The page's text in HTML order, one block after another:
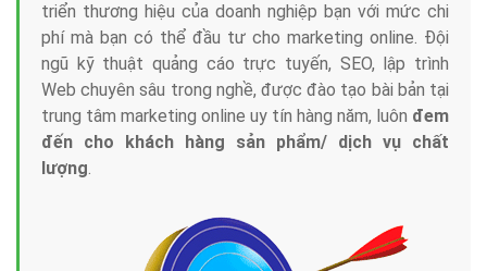
triển thương hiệu của doanh nghiệp bạn với mức chi
phí mà bạn có thể đầu tư cho marketing online. Đội
ngũ kỹ thuật quảng cáo trực tuyến, SEO, lập trình
Web chuyên sâu trong nghề, được đào tạo bài bản tại
trung tâm marketing online uy tín hàng năm, luôn đem
đến cho khách hàng sản phẩm/ dịch vụ chất
lượng.